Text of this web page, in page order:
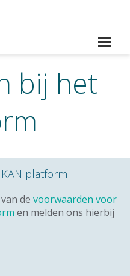
bij het
platform
de voorwaarden voor
en melden ons hierbij